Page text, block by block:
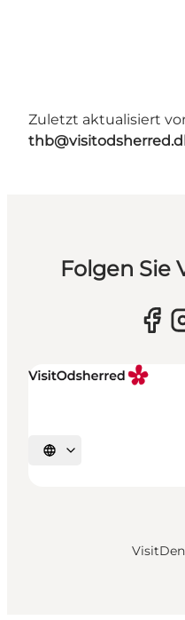
Zuletzt aktualisiert
Folgen Sie
Sprache auswählen